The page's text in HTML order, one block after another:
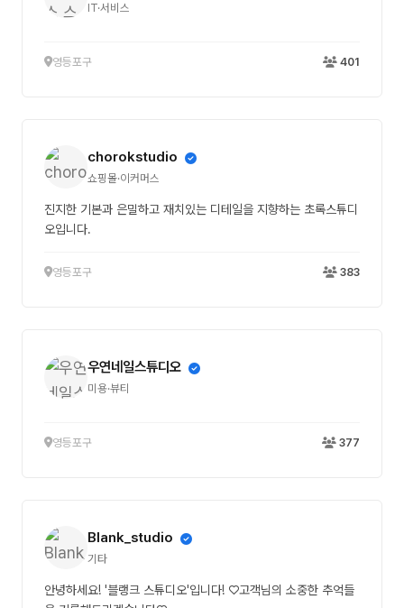
IT·서비스
영등포구 401
chorokstudio
쇼핑몰·이커머스
진지한 기본과 은밀하고 재치있는 디테일을 지향하는 초록스튜디
오입니다.
영등포구 383
우연네일스튜디오
미용·뷰티
영등포구 377
Blank_studio
기타
안녕하세요! '블랭크 스튜디오'입니다! ♡고객님의 소중한 추억들